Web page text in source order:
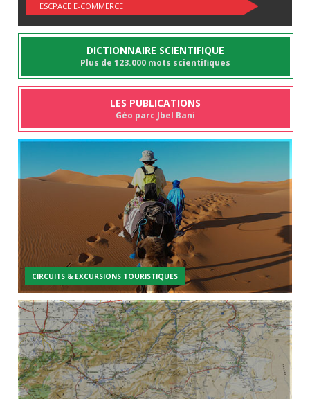
ESCPACE E-COMMERCE
DICTIONNAIRE SCIENTIFIQUE
Plus de 123.000 mots scientifiques
LES PUBLICATIONS
Géo parc Jbel Bani
CIRCUITS & EXCURSIONS TOURISTIQUES